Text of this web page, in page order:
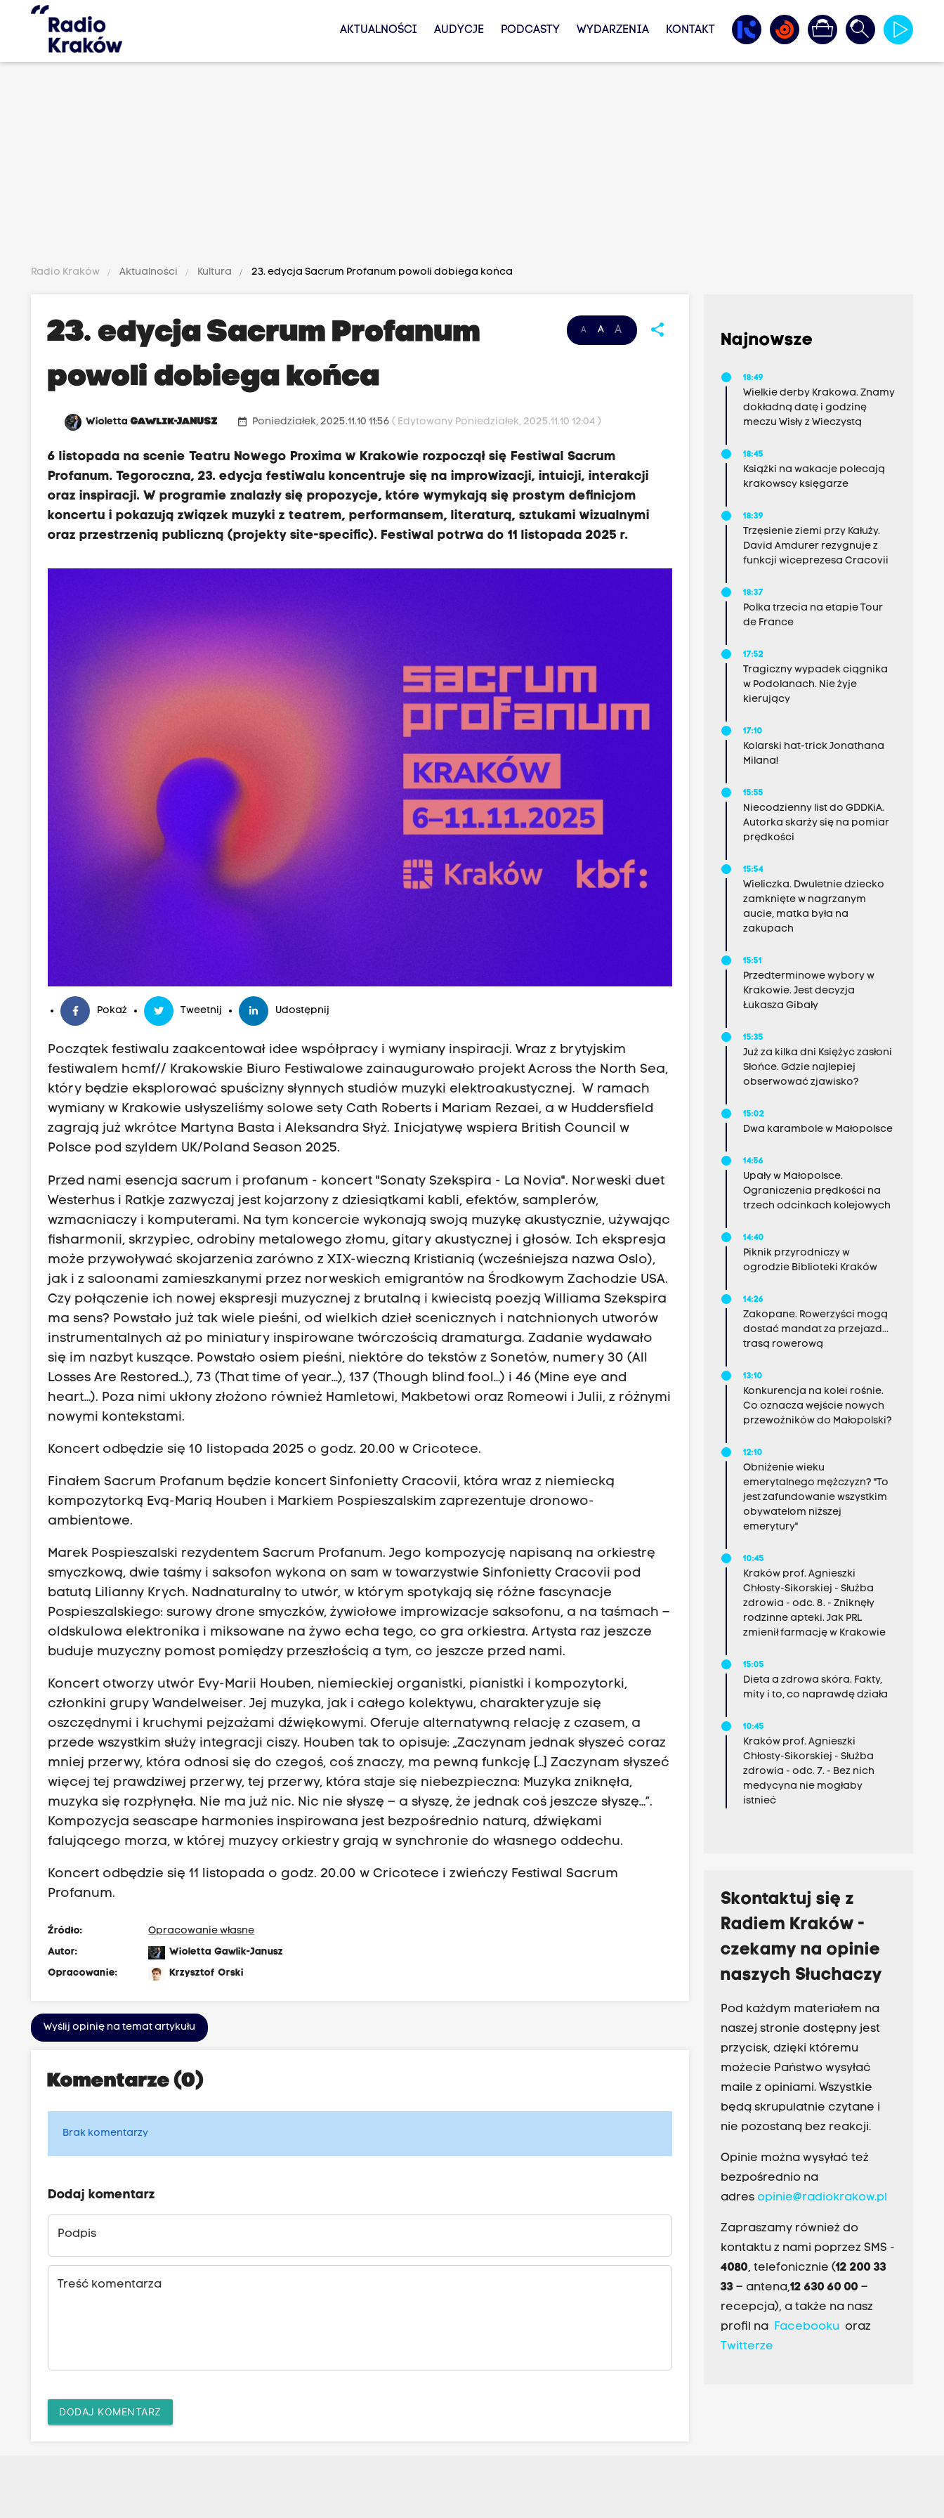
AKTUALNOŚCI AUDYCJE PODCASTY WYDARZENIA KONTAKT
Radio Kraków Aktualności Kultura 23. edycja Sacrum Profanum powoli dobiega końca
A A A share
23. edycja Sacrum Profanum
powoli dobiega końca
WiolettaGAWLIK-JANUSZ date_range Poniedziałek, 2025.11.10 11:56( Edytowany Poniedziałek, 2025.11.10 12:04 )
6 listopada na scenie Teatru Nowego Proxima w Krakowie rozpoczął się Festiwal Sacrum
Profanum. Tegoroczna, 23. edycja festiwalu koncentruje się na improwizacji, intuicji, interakcji
oraz inspiracji. W programie znalazły się propozycje, które wymykają się prostym definicjom
koncertu i pokazują związek muzyki z teatrem, performansem, literaturą, sztukami wizualnymi
oraz przestrzenią publiczną (projekty site-specific). Festiwal potrwa do 11 listopada 2025 r.
Pokaż Tweetnij Udostępnij
Początek festiwalu zaakcentował idee współpracy i wymiany inspiracji. Wraz z brytyjskim
festiwalem hcmf// Krakowskie Biuro Festiwalowe zainaugurowało projekt Across the North Sea,
który będzie eksplorować spuścizny słynnych studiów muzyki elektroakustycznej. W ramach
wymiany w Krakowie usłyszeliśmy solowe sety Cath Roberts i Mariam Rezaei, a w Huddersfield
zagrają już wkrótce Martyna Basta i Aleksandra Słyż. Inicjatywę wspiera British Council w
Polsce pod szyldem UK/Poland Season 2025.
Przed nami esencja sacrum i profanum - koncert "Sonaty Szekspira - La Novia". Norweski duet
Westerhus i Ratkje zazwyczaj jest kojarzony z dziesiątkami kabli, efektów, samplerów,
wzmacniaczy i komputerami. Na tym koncercie wykonają swoją muzykę akustycznie, używając
fisharmonii, skrzypiec, odrobiny metalowego złomu, gitary akustycznej i głosów. Ich ekspresja
może przywoływać skojarzenia zarówno z XIX-wieczną Kristianią (wcześniejsza nazwa Oslo),
jak i z saloonami zamieszkanymi przez norweskich emigrantów na Środkowym Zachodzie USA.
Czy połączenie ich nowej ekspresji muzycznej z brutalną i kwiecistą poezją Williama Szekspira
ma sens? Powstało już tak wiele pieśni, od wielkich dzieł scenicznych i natchnionych utworów
instrumentalnych aż po miniatury inspirowane twórczością dramaturga. Zadanie wydawało
się im nazbyt kuszące. Powstało osiem pieśni, niektóre do tekstów z Sonetów, numery 30 (All
Losses Are Restored…), 73 (That time of year…), 137 (Though blind fool…) i 46 (Mine eye and
heart…). Poza nimi ukłony złożono również Hamletowi, Makbetowi oraz Romeowi i Julii, z różnymi
nowymi kontekstami.
Koncert odbędzie się 10 listopada 2025 o godz. 20.00 w Cricotece.
Finałem Sacrum Profanum będzie koncert Sinfonietty Cracovii, która wraz z niemiecką
kompozytorką Evą-Marią Houben i Markiem Pospieszalskim zaprezentuje dronowo-
ambientowe.
Marek Pospieszalski rezydentem Sacrum Profanum. Jego kompozycję napisaną na orkiestrę
smyczkową, dwie taśmy i saksofon wykona on sam w towarzystwie Sinfonietty Cracovii pod
batutą Lilianny Krych. Nadnaturalny to utwór, w którym spotykają się różne fascynacje
Pospieszalskiego: surowy drone smyczków, żywiołowe improwizacje saksofonu, a na taśmach –
oldskulowa elektronika i miksowane na żywo echa tego, co gra orkiestra. Artysta raz jeszcze
buduje muzyczny pomost pomiędzy przeszłością a tym, co jeszcze przed nami.
Koncert otworzy utwór Evy-Marii Houben, niemieckiej organistki, pianistki i kompozytorki,
członkini grupy Wandelweiser. Jej muzyka, jak i całego kolektywu, charakteryzuje się
oszczędnymi i kruchymi pejzażami dźwiękowymi. Oferuje alternatywną relację z czasem, a
przede wszystkim służy integracji ciszy. Houben tak to opisuje: „Zaczynam jednak słyszeć coraz
mniej przerwy, która odnosi się do czegoś, coś znaczy, ma pewną funkcję […] Zaczynam słyszeć
więcej tej prawdziwej przerwy, tej przerwy, która staje się niebezpieczna: Muzyka zniknęła,
muzyka się rozpłynęła. Nie ma już nic. Nic nie słyszę – a słyszę, że jednak coś jeszcze słyszę…”.
Kompozycja seascape harmonies inspirowana jest bezpośrednio naturą, dźwiękami
falującego morza, w której muzycy orkiestry grają w synchronie do własnego oddechu.
Koncert odbędzie się 11 listopada o godz. 20.00 w Cricotece i zwieńczy Festiwal Sacrum
Profanum.
Źródło:
Opracowanie własne
Autor:
Wioletta Gawlik-Janusz
Opracowanie:
Krzysztof Orski
Wyślij opinię na temat artykułu
Komentarze (0)
Brak komentarzy
Dodaj komentarz
Podpis
Treść komentarza
DODAJ KOMENTARZ
Najnowsze
18:49
Wielkie derby Krakowa. Znamy
dokładną datę i godzinę
meczu Wisły z Wieczystą
18:45
Książki na wakacje polecają
krakowscy księgarze
18:39
Trzęsienie ziemi przy Kałuży.
David Amdurer rezygnuje z
funkcji wiceprezesa Cracovii
18:37
Polka trzecia na etapie Tour
de France
17:52
Tragiczny wypadek ciągnika
w Podolanach. Nie żyje
kierujący
17:10
Kolarski hat-trick Jonathana
Milana!
15:55
Niecodzienny list do GDDKiA.
Autorka skarży się na pomiar
prędkości
15:54
Wieliczka. Dwuletnie dziecko
zamknięte w nagrzanym
aucie, matka była na
zakupach
15:51
Przedterminowe wybory w
Krakowie. Jest decyzja
Łukasza Gibały
15:35
Już za kilka dni Księżyc zasłoni
Słońce. Gdzie najlepiej
obserwować zjawisko?
15:02
Dwa karambole w Małopolsce
14:56
Upały w Małopolsce.
Ograniczenia prędkości na
trzech odcinkach kolejowych
14:40
Piknik przyrodniczy w
ogrodzie Biblioteki Kraków
14:26
Zakopane. Rowerzyści mogą
dostać mandat za przejazd...
trasą rowerową
13:10
Konkurencja na kolei rośnie.
Co oznacza wejście nowych
przewoźników do Małopolski?
12:10
Obniżenie wieku
emerytalnego mężczyzn? "To
jest zafundowanie wszystkim
obywatelom niższej
emerytury"
10:45
Kraków prof. Agnieszki
Chłosty-Sikorskiej - Służba
zdrowia - odc. 8. - Zniknęły
rodzinne apteki. Jak PRL
zmienił farmację w Krakowie
15:05
Dieta a zdrowa skóra. Fakty,
mity i to, co naprawdę działa
10:45
Kraków prof. Agnieszki
Chłosty-Sikorskiej - Służba
zdrowia - odc. 7. - Bez nich
medycyna nie mogłaby
istnieć
Skontaktuj się z
Radiem Kraków -
czekamy na opinie
naszych Słuchaczy
Pod każdym materiałem na
naszej stronie dostępny jest
przycisk, dzięki któremu
możecie Państwo wysyłać
maile z opiniami. Wszystkie
będą skrupulatnie czytane i
nie pozostaną bez reakcji.
Opinie można wysyłać też
bezpośrednio na
adres opinie@radiokrakow.pl
Zapraszamy również do
kontaktu z nami poprzez SMS -
4080, telefonicznie (12 200 33
33– antena,12 630 60 00 –
recepcja), a także na nasz
profil na Facebookuoraz
Twitterze